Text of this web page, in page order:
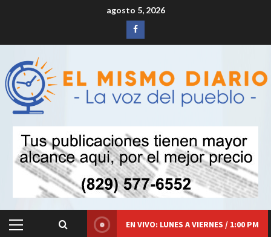
agosto 5, 2026
Siganos
en
Menú
EN VIVO: LUNES A VIERNES / 1:00 PM